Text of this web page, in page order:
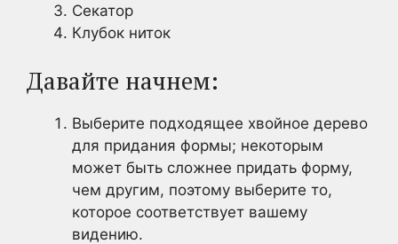
Секатор
Клубок ниток
Давайте начнем:
Выберите подходящее хвойное дерево
для придания формы; некоторым
может быть сложнее придать форму,
чем другим, поэтому выберите то,
которое соответствует вашему
видению.